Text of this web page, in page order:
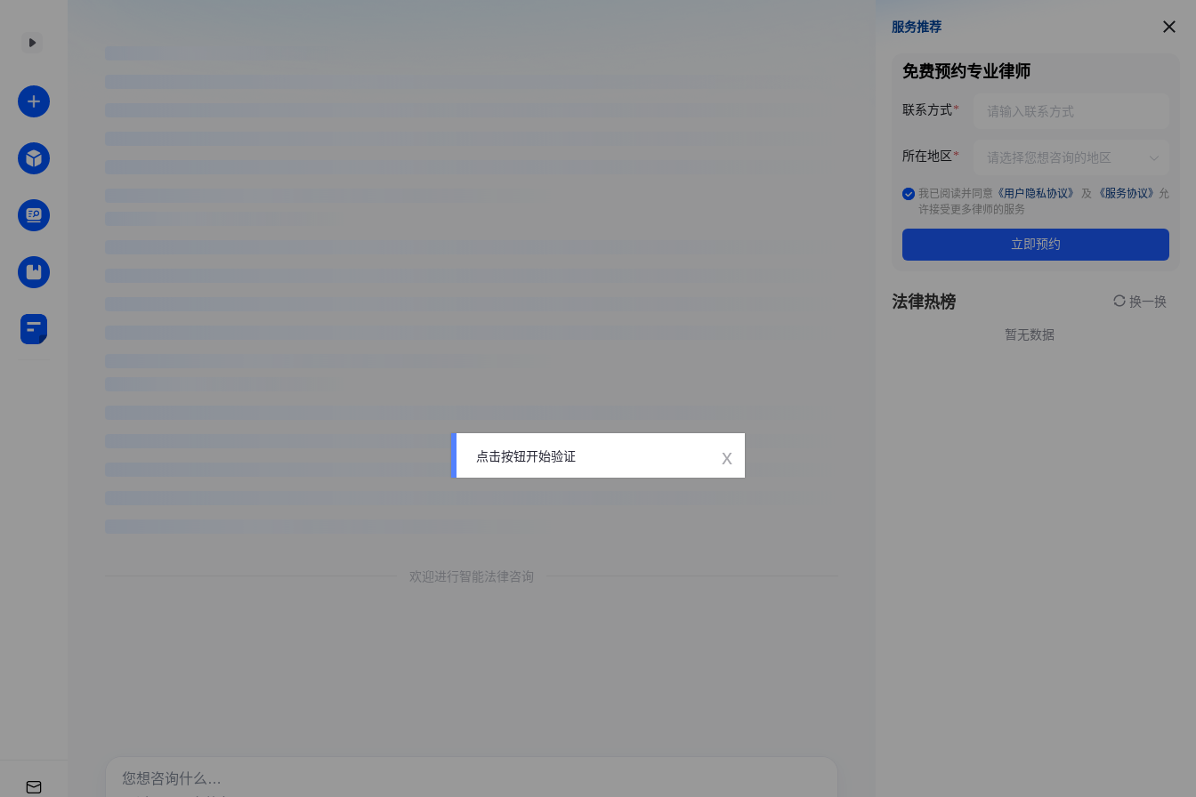
欢迎进行智能法律咨询
服务推荐
服务推荐
免费预约专业律师
联系方式
所在地区
我已阅读并同意 《用户隐私协议》 及 《服务协议》 允
许接受更多律师的服务
立即预约
法律热榜 换一换
暂无数据
点击按钮开始验证 x